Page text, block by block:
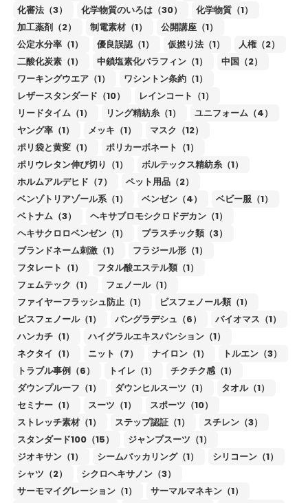
化審法（3）
化学物質のいろは（30）
化学物質（1）
加工薬剤（2）
制電素材（1）
公開講座（1）
公定水分率（1）
優良誤認（1） 仮撚り法（1）
人権（2）
二酸化炭素（1）
中鎖塩素化パラフィン（1）
中国（2）
ワーキングウエア（1）
ワシントン条約（1）
レザースタンダード（10）
レインコート（1）
リードタイム（1）
リング精紡糸（1）
ユニフォーム（4）
ヤング率（1）
メッキ（1）
マスク（12）
ポリ袋と黄変（1）
ポリカーボネート（1）
ポリウレタン伸び切り（1）
ボルテックス精紡糸（1）
ホルムアルデヒド（7）
ペット用品（2）
ベンゾトリアゾール系（1）
ベンゼン（4）
ベビー服（1）
ベトナム（3）
ヘキサブロモシクロドデカン（1）
ヘキサクロロベンゼン（1）
プラスチック類（3）
ブランドネーム刺激（1）
フラジール形（1）
フタレート（1）
フタル酸エステル類（1）
フェムテック（1）
フェノール（1）
ファイヤーフラッシュ防止（1）
ビスフェノール類（1）
ビスフェノール（1）
バングラデシュ（6）
バイオマス（1）
ハンカチ（1）
ハイグラルエキスパンション（1）
ネクタイ（1）
ニット（7） ナイロン（1）
トルエン（3）
トラブル事例（6）
トイレ（1）
チクチク感（1）
ダウンプルーフ（1）
ダウンヒルスーツ（1）
タオル（1）
セミナー（1）
スーツ（1）
スポーツ（10）
ストレッチ素材（1）
ステップ認証（1）
スチレン（3）
スタンダード100（15）
ジャンプスーツ（1）
ジオキサン（1）
シームパッカリング（1）
シリコーン（1）
シャツ（2）
シクロヘキサノン（3）
サーモマイグレーション（1）
サーマルマネキン（1）